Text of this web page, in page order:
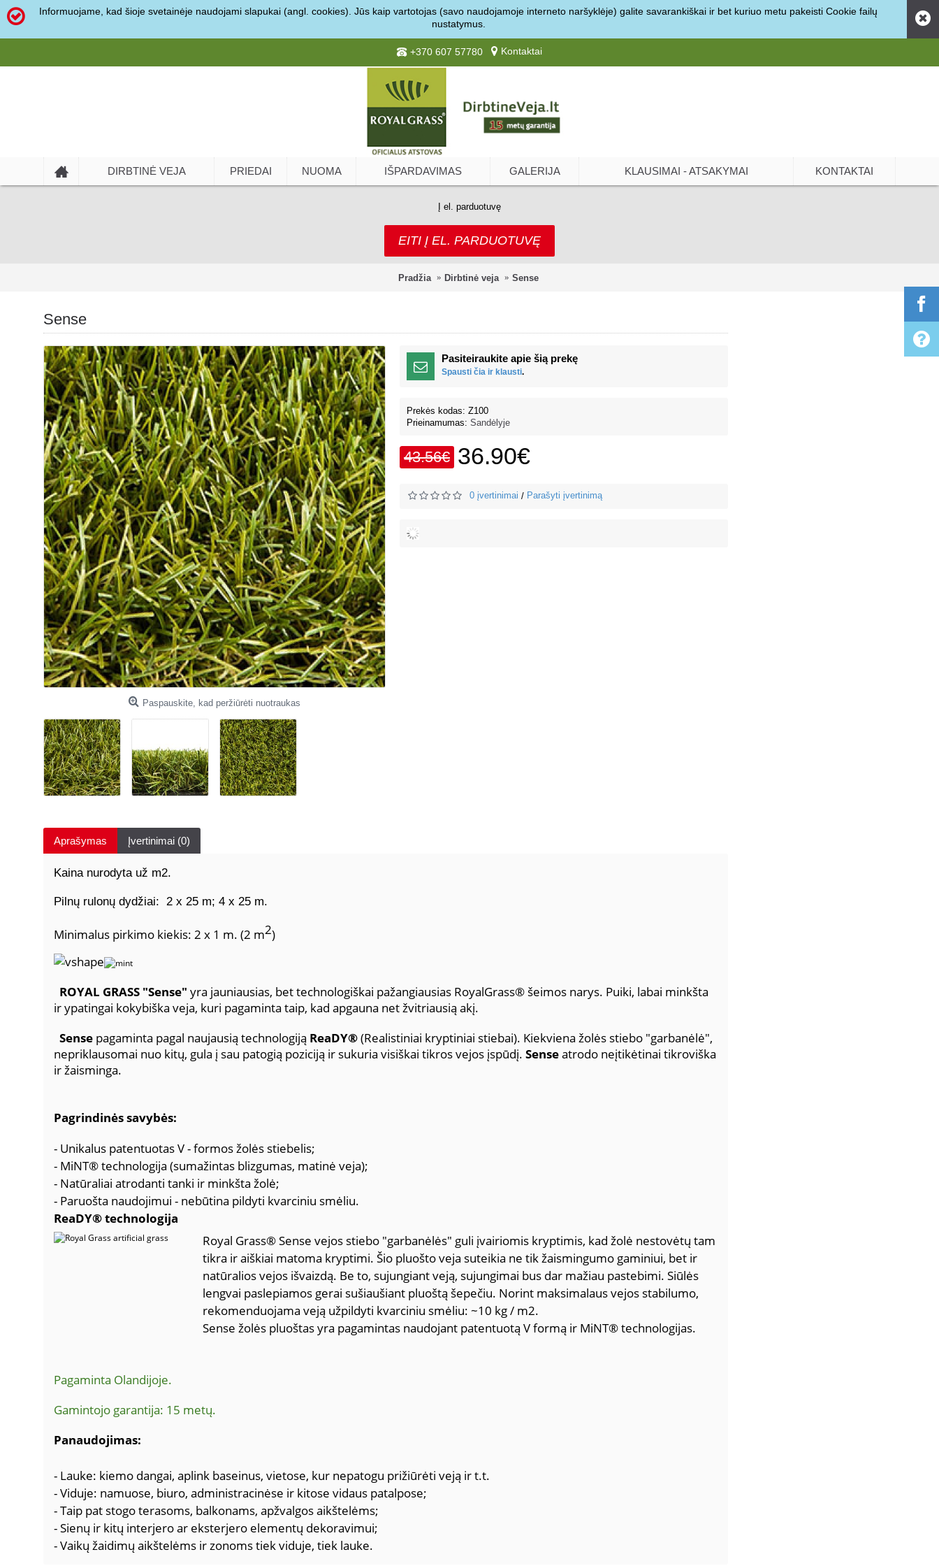
Informuojame, kad šioje svetainėje naudojami slapukai (angl. cookies). Jūs kaip vartotojas (savo naudojamoje interneto naršyklėje) galite savarankiškai ir bet kuriuo metu pakeisti Cookie failų
nustatymus.
+370 607 57780 Kontaktai
DIRBTINĖ VEJA PRIEDAI NUOMA IŠPARDAVIMAS GALERIJA KLAUSIMAI - ATSAKYMAI KONTAKTAI
Į el. parduotuvę
EITI Į EL. PARDUOTUVĘ
Pradžia Dirbtinė veja Sense
Sense
Paspauskite, kad peržiūrėti nuotraukas
Pasiteiraukite apie šią prekę
Spausti čia ir klausti.
Prekės kodas: Z100
Prieinamumas: Sandėlyje
43.56€ 36.90€
0 įvertinimai / Parašyti įvertinimą
Aprašymas Įvertinimai (0)
Kaina nurodyta už m2.
Pilnų rulonų dydžiai: 2 x 25 m; 4 x 25 m.
Minimalus pirkimo kiekis: 2 x 1 m. (2 m2)
ROYAL GRASS "Sense" yra jauniausias, bet technologiškai pažangiausias RoyalGrass® šeimos narys. Puiki, labai minkšta
ir ypatingai kokybiška veja, kuri pagaminta taip, kad apgauna net žvitriausią akį.
Sense pagaminta pagal naujausią technologiją ReaDY®(Realistiniai kryptiniai stiebai). Kiekviena žolės stiebo "garbanėlė",
nepriklausomai nuo kitų, gula į sau patogią poziciją ir sukuria visiškai tikros vejos įspūdį. Senseatrodo neįtikėtinai tikroviška
ir žaisminga.
Pagrindinės savybės:
- Unikalus patentuotas V - formos žolės stiebelis;
- MiNT® technologija (sumažintas blizgumas, matinė veja);
- Natūraliai atrodanti tanki ir minkšta žolė;
- Paruošta naudojimui - nebūtina pildyti kvarciniu smėliu.
ReaDY® technologija
Royal Grass® Sense vejos stiebo "garbanėlės" guli įvairiomis kryptimis, kad žolė nestovėtų tam
tikra ir aiškiai matoma kryptimi. Šio pluošto veja suteikia ne tik žaismingumo gaminiui, bet ir
natūralios vejos išvaizdą. Be to, sujungiant veją, sujungimai bus dar mažiau pastebimi. Siūlės
lengvai paslepiamos gerai sušiaušiant pluoštą šepečiu. Norint maksimalaus vejos stabilumo,
rekomenduojama veją užpildyti kvarciniu smėliu: ~10 kg / m2.
Sense žolės pluoštas yra pagamintas naudojant patentuotą V formą ir MiNT® technologijas.
Pagaminta Olandijoje.
Gamintojo garantija: 15 metų.
Panaudojimas:
- Lauke: kiemo dangai, aplink baseinus, vietose, kur nepatogu prižiūrėti veją ir t.t.
- Viduje: namuose, biuro, administracinėse ir kitose vidaus patalpose;
- Taip pat stogo terasoms, balkonams, apžvalgos aikštelėms;
- Sienų ir kitų interjero ar eksterjero elementų dekoravimui;
- Vaikų žaidimų aikštelėms ir zonoms tiek viduje, tiek lauke.